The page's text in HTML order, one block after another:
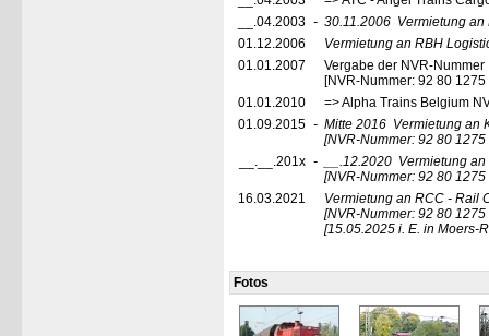
__.04.2003 - 30.11.2006 Vermietung an
01.12.2006
Vermietung an RBH
01.01.2007
Vergabe der NVR-Nummer
[NVR-Nummer: 92 80
01.01.2010
=> Alpha Trains Belgium
01.09.2015 - Mitte 2016 Vermietung an
[NVR-Nummer: 92 80
__.__.201x - __.12.2020 Vermietung
[NVR-Nummer: 92 80
16.03.2021
Vermietung an RCC - Rail
[NVR-Nummer: 92 80
[15.05.2025 i. E. in Moers-
Fotos